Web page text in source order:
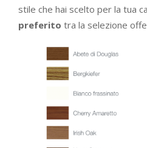
stile che hai scelto per la tua
preferito tra la selezione